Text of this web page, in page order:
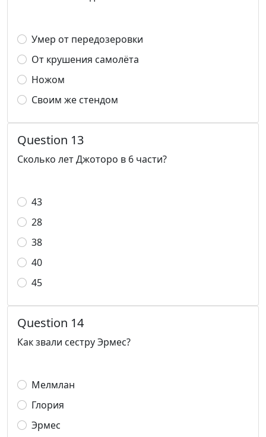
Умер от передозеровки
От крушения самолёта
Ножом
Своим же стендом
Question 13
Сколько лет Джоторо в 6 части?
43
28
38
40
45
Question 14
Как звали сестру Эрмес?
Мелмлан
Глория
Эрмес